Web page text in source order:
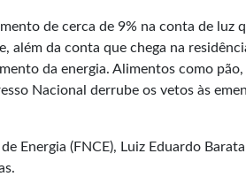
de cerca de 9% na conta de luz
além da conta que chega na
da energia. Alimentos como
Nacional derrube os vetos às
Energia (FNCE), Luiz Eduardo